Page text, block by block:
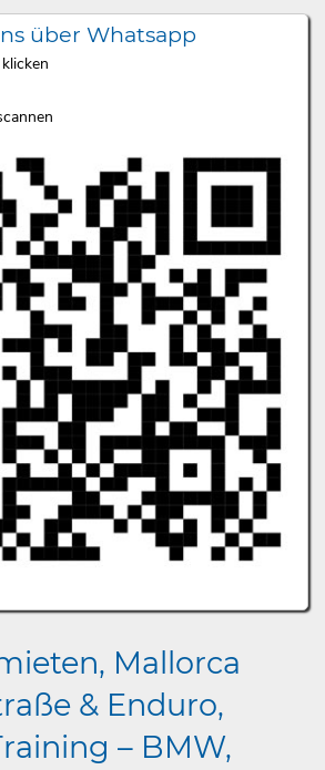
über Whatsapp
Mallorca
& Enduro,
– BMW,